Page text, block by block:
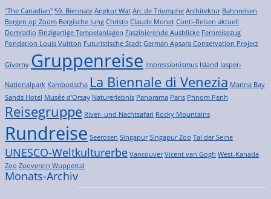
"The Canadian" 59. Biennale Angkor Wat Arc de Triomphe Architektur Bahnreisen
Bergen op Zoom Bergische Jung Christo Claude Monet Conti-Reisen aktuell
Domradio Einzigartige Tempelanlagen Faszinierende Ausblicke Fernreisezug
Fondation Louis Vuitton Futuristische Stadt German Apsara Conservation Project
Giverny Gruppenreise Impressionismus Island Jasper-
Nationalpark Kambodscha La Biennale di Venezia Marina Bay
Sands Hotel Musée d'Orsay Naturerlebnis Panorama Paris Phnom Penh
Reisegruppe River- und Nachtsafari Rocky Mountains
Rundreise Seerosen Singapur Singapur Zoo Tal der Seine
UNESCO-Weltkulturerbe Vancouver Vicent van Gogh West-Kanada
Zoo Zooverein Wuppertal
Monats-Archiv